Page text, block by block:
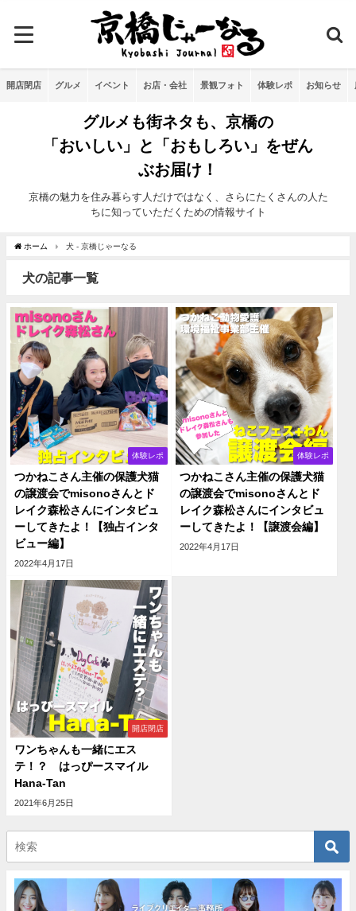
開店閉店 グルメ イベント お店・会社 景観フォト 体験レポ お知らせ
グルメも街ネタも、京橋の
「おいしい」と「おもしろい」をぜん
ぶお届け！
京橋の魅力を住み暮らす人だけではなく、さらにたくさんの人た
ちに知っていただくための情報サイト
ホーム 犬 - 京橋じゃーなる
犬の記事一覧
体験レポ
つかねこさん主催の保護犬猫
の譲渡会でmisonoさんとド
レイク森松さんにインタビュ
ーしてきたよ！【独占インタ
ビュー編】
2022年4月17日
体験レポ
つかねこさん主催の保護犬猫
の譲渡会でmisonoさんとド
レイク森松さんにインタビュ
ーしてきたよ！【譲渡会編】
2022年4月17日
開店閉店
ワンちゃんも一緒にエス
テ！？ はっぴースマイル
Hana-Tan
2021年6月25日